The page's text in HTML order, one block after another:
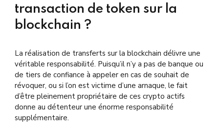
transaction de token sur la
blockchain ?
La réalisation de transferts sur la blockchain délivre une
véritable responsabilité. Puisqu’il n’y a pas de banque ou
de tiers de confiance à appeler en cas de souhait de
révoquer, ou si l’on est victime d’une arnaque, le fait
d’être pleinement propriétaire de ces crypto actifs
donne au détenteur une énorme responsabilité
supplémentaire.